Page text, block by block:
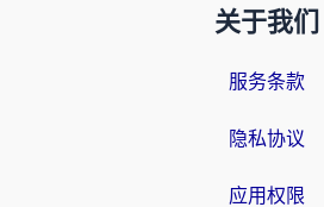
关于我们
服务条款
隐私协议
应用权限